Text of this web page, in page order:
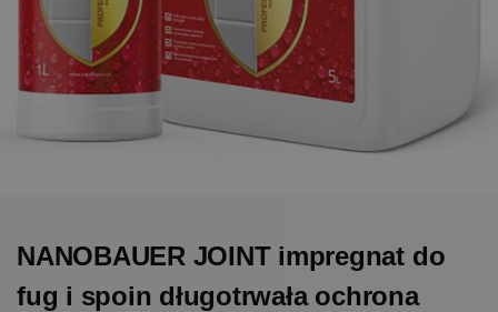
NANOBAUER JOINT impregnat do
fug i spoin długotrwała ochrona